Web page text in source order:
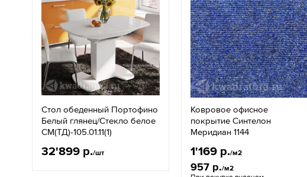
Стол обеденный Портофино
Белый глянец/Стекло белое
СМ(ТД)-105.01.11(1)
32'899 р./шт
Ковровое офисное
покрытие Синтелон
Меридиан 1144
1'169 р./м2
957 р./м2